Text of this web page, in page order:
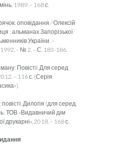
1989. – 168 с.
оповідання / Олексій
: альманах Запорізької
України. –
– № 2. – С. 183-186.
Повісті: Для серед
– 116 с. (Серія
Дилогія (для серед.
ТОВ «Видавничий дім
друкарні», 2018. – 168 с.